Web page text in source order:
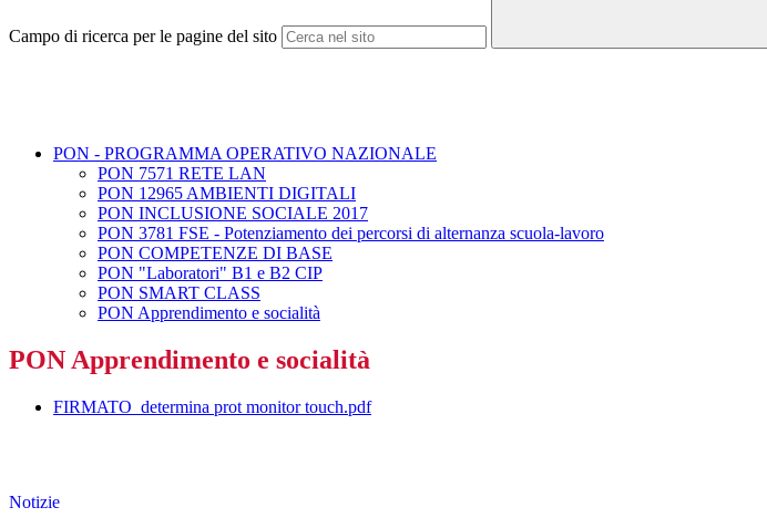
Campo di ricerca per le pagine del sito
PON - PROGRAMMA OPERATIVO NAZIONALE
PON 7571 RETE LAN
PON 12965 AMBIENTI DIGITALI
PON INCLUSIONE SOCIALE 2017
PON 3781 FSE - Potenziamento dei percorsi di alternanza scuola-lavoro
PON COMPETENZE DI BASE
PON "Laboratori" B1 e B2 CIP
PON SMART CLASS
PON Apprendimento e socialità
PON Apprendimento e socialità
FIRMATO_determina prot monitor touch.pdf
Notizie